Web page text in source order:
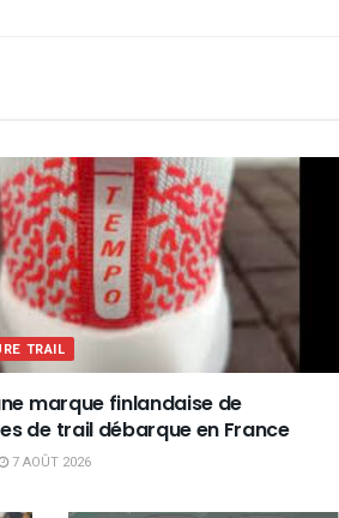
TRAIL
une marque finlandaise de
de trail débarque en France
7 AOÛT 2026